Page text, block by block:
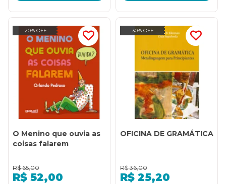
20% OFF
O Menino que ouvia as
coisas falarem
R$ 65,00
R$ 52,00
30% OFF
OFICINA DE GRAMÁTICA
R$ 36,00
R$ 25,20